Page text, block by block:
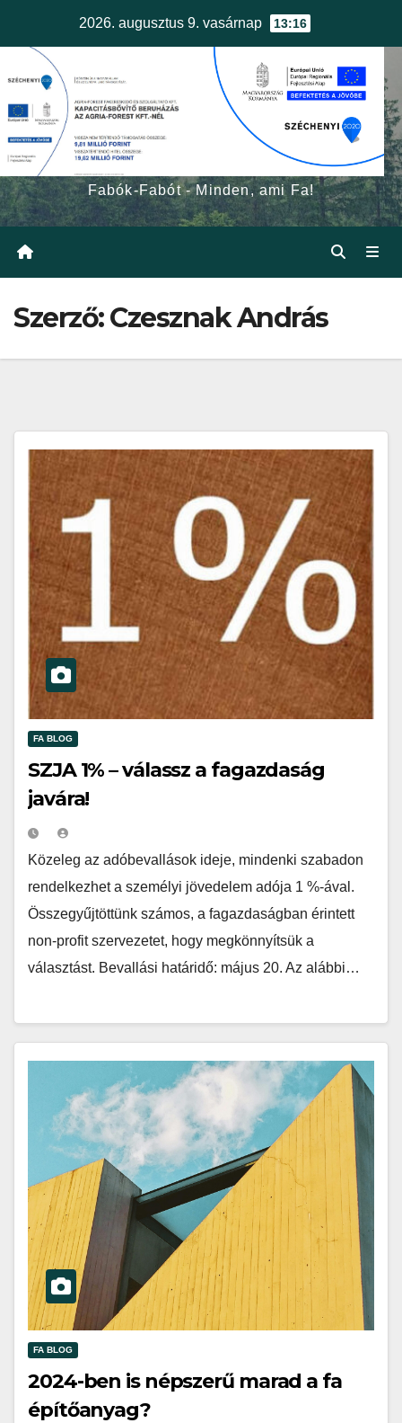
2026. augusztus 9. vasárnap 13:16
egerfa.hu
Fabók-Fabót - Minden, ami Fa!
Szerző:Czesznak András
FA BLOG
SZJA 1% – válassz a fagazdaság
javára!
Közeleg az adóbevallások ideje, mindenki szabadon
rendelkezhet a személyi jövedelem adója 1 %-ával.
Összegyűjtöttünk számos, a fagazdaságban érintett
non-profit szervezetet, hogy megkönnyítsük a
választást. Bevallási határidő: május 20. Az alábbi…
FA BLOG
2024-ben is népszerű marad a fa
építőanyag?